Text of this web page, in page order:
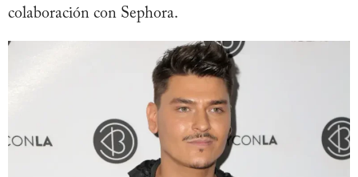
colaboración con Sephora.